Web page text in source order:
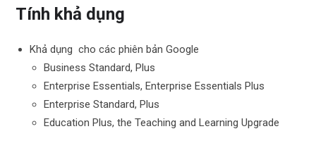
Tính khả dụng
Khả dụng cho các phiên bản Google
Business Standard, Plus
Enterprise Essentials, Enterprise Essentials Plus
Enterprise Standard, Plus
Education Plus, the Teaching and Learning Upgrade